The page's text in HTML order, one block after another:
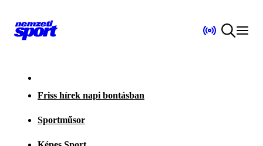
Friss hírek napi bontásban
Sportműsor